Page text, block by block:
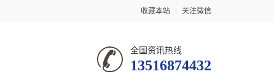
收藏本站 关注微信
全国资讯热线
13516874432